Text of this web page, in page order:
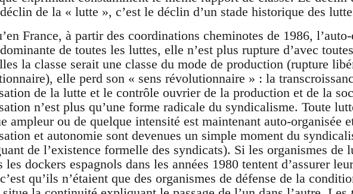
de la « lutte », c’est le déclin d’un stade historique des
France, à partir des coordinations cheminotes de 1986,
de toutes les luttes, elle n’est plus rupture d’avec
la classe serait une classe du mode de production (rupture
elle perd son « sens révolutionnaire » : la
de la lutte et le contrôle ouvrier de la production et de la
n’est plus qu’une forme radicale du syndicalisme. Toute
ampleur ou de quelque intensité est maintenant auto-organisée
et autonomie sont devenues un simple moment du
de l’existence formelle des syndicats). Si les organismes de
les dockers espagnols dans les années 1980 tentent d’assurer
qu’ils n’étaient que des organismes de défense de la